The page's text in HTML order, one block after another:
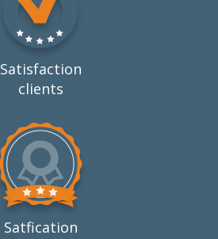
Satisfaction
clients
Satfication